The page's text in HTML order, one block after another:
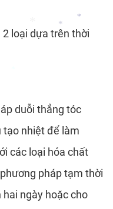
*
loại dựa trên thời
duỗi thẳng tóc
tạo nhiệt để làm
các loại hóa chất
pháp tạm thời
ngày hoặc cho